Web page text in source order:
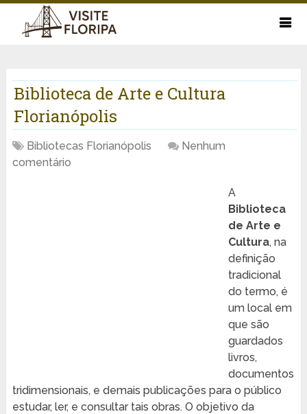
Biblioteca de Arte e Cultura
Florianópolis
Bibliotecas Florianópolis
Nenhum
comentário
A
Biblioteca
de Arte e
Cultura, na
definição
tradicional
do termo, é
um local em
que são
guardados
livros,
documentos
tridimensionais, e demais publicações para o público
estudar, ler, e consultar tais obras. O objetivo da